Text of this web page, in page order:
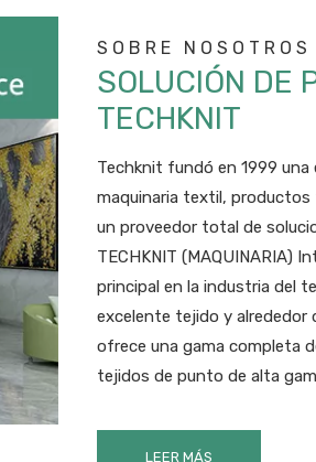
SOBRE NOSOTROS
SOLUCIÓN DE
TECHKNIT
Techknit fundó en 1999
maquinaria textil,
un proveedor total de
TECHKNIT (MAQUINARIA)
principal en la industria del
excelente tejido y alrededor
ofrece una gama completa
tejidos de punto de alta
LEER MÁS